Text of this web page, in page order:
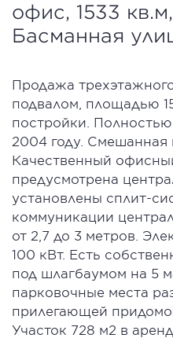
офис, 1533
Басманная
Продажа
подвалом, площадью
постройки.
2004 году. Смешанная
Качественный
предусмотрена
установлены сплит-
коммуникации
от 2,7 до 3 метров.
100 кВт. Есть
под шлагбаумом на 5
парковочные места
прилегающей
Участок 728 м2 в